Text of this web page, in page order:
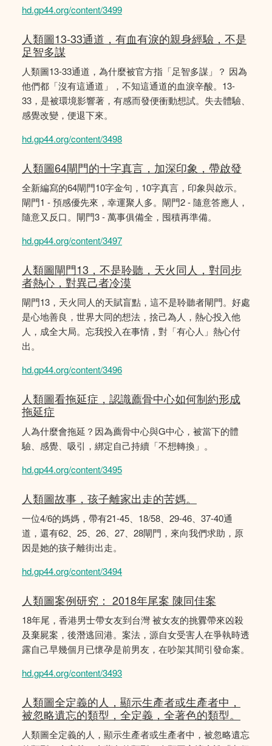
hd.gp44.org/content/3499
人類圖13-33通道，有血有淚的親身經驗，不是
足智多謀
人類圖13-33通道，為什麼被官方指「足智多謀」？ 因為
他們都「沒有這通道」，不知這通道的血淚辛酸。13-
33，是被環境影響著，有感而發便衝動想試。失去體驗、
感覺改變，便退下來。
hd.gp44.org/content/3498
人類圖64閘門的十字真言，加深印象，帶啟發
全新編寫的64閘門10字金句，10字真言，印象與啟示。
閘門1 - 預感優先來，幸運聚人多。閘門2 - 隨意答應人，
隨意又反口。閘門3 - 萬事俱備全，囤積再準備。
hd.gp44.org/content/3497
人類圖閘門13，不是聆聽，天火同人，對同步
者熱心，對異己者冷漠
閘門13，天火同人的天賦盲點，這不是聆聽者閘門。好處
是心地善良，世界大同的想法，捨己為人，熱心投入他
人，成全大局。忘我投入在事情，對「有心人」熱心付
出。
hd.gp44.org/content/3496
人類圖看拖延症，認識薦骨中心如何制約形成
拖延症
人為什麼會拖延？因為薦骨中心與G中心，被當下的體
驗、感覺、吸引，綁定自己持續「不想轉換」。
hd.gp44.org/content/3495
人類圖故事，孩子離家出走的苦媽。
一位4/6的媽媽，帶有21-45、18/58、29-46、37-40通
道，還有62、25、26、27、28閘門，來向我們求助，原
因是她的孩子離街出走。
hd.gp44.org/content/3494
人類圖案例研究： 2018年尾案 陳同佳案
18年尾，香港男士帶女友到台灣 被女友的挑釁帶來凶殺
及棄屍案，後潛逃回港。案法，源自女受害人在爭執時透
露自己早幾個月已懷孕是前男友，在吵架其間引發命案。
hd.gp44.org/content/3493
人類圖全定義的人，顯示生產者或生產者中，
被忽略遺忘的類型，全定義，全著色的類型。
人類圖全定義的人，顯示生產者或生產者中，被忽略遺忘